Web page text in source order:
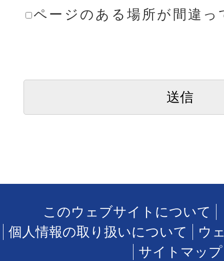
ページのある場所が間違っ
このウェブサイトについて
個人情報の取り扱いについて
ウ
サイトマップ